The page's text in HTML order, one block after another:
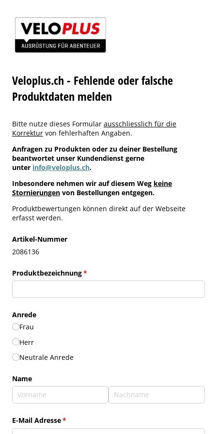
Veloplus.ch - Fehlende oder falsche
Produktdaten melden
Bitte nutze dieses Formular ausschliesslich für die
Korrektur von fehlerhaften Angaben.
Anfragen zu Produkten oder zu deiner Bestellung
beantwortet unser Kundendienst gerne
unter info@veloplus.ch.
Inbesondere nehmen wir auf diesem Weg keine
Stornierungen von Bestellungen entgegen.
Produktbewertungen können direkt auf der Webseite
erfasst werden.
Artikel-Nummer
2086136
Produktbezeichnung*
(erforderlich)
Anrede
Frau
Herr
Neutrale Anrede
Name
E-Mail Adresse*
(erforderlich)